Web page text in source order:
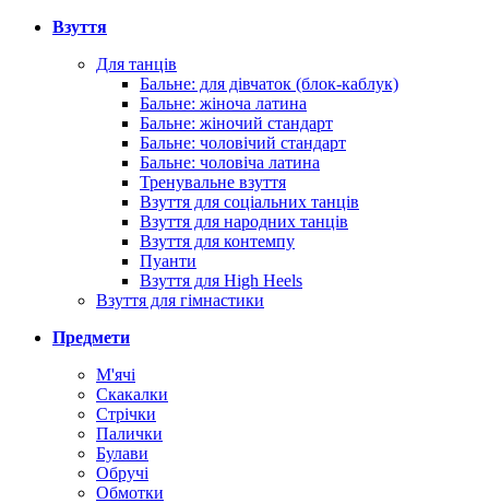
Взуття
Для танців
Бальне: для дівчаток (блок-каблук)
Бальне: жіноча латина
Бальне: жіночий стандарт
Бальне: чоловічий стандарт
Бальне: чоловіча латина
Тренувальне взуття
Взуття для соціальних танців
Взуття для народних танців
Взуття для контемпу
Пуанти
Взуття для High Heels
Взуття для гімнастики
Предмети
М'ячі
Скакалки
Стрічки
Палички
Булави
Обручі
Обмотки